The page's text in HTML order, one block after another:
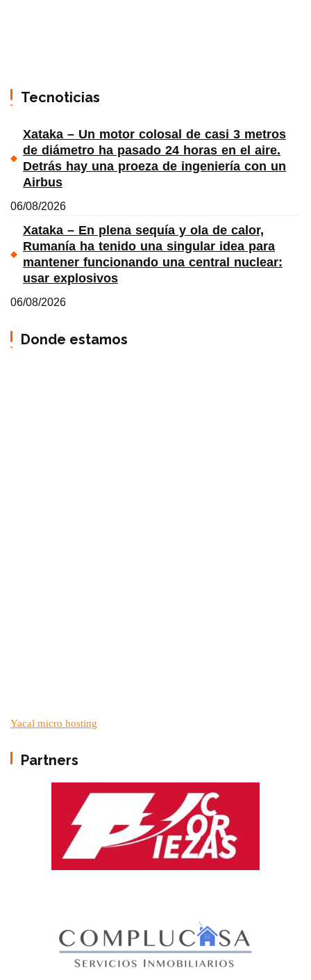
Tecnoticias
Xataka – Un motor colosal de casi 3 metros
de diámetro ha pasado 24 horas en el aire.
Detrás hay una proeza de ingeniería con un
Airbus
06/08/2026
Xataka – En plena sequía y ola de calor,
Rumanía ha tenido una singular idea para
mantener funcionando una central nuclear:
usar explosivos
06/08/2026
Donde estamos
Yacal micro hosting
Partners